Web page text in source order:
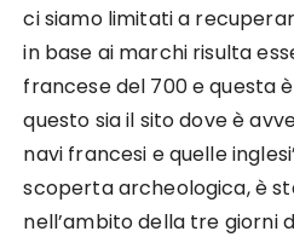
ci siamo limitati a
in base ai marchi risulta
francese del 700 e questa
questo sia il sito dove è
navi francesi e quelle
scoperta archeologica, è
nell’ambito della tre giorni